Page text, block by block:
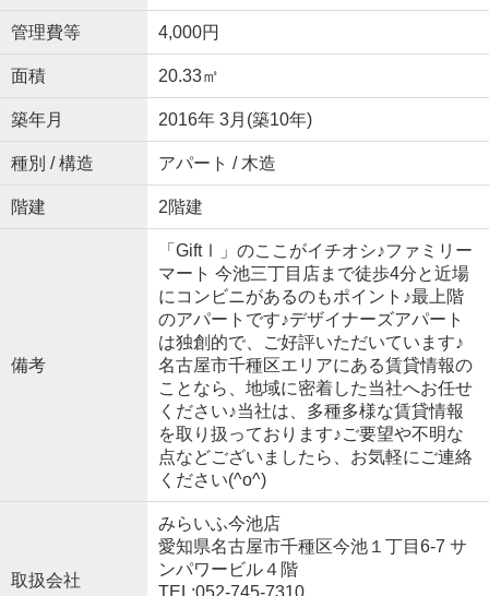
管理費等 4,000円
面積 20.33㎡
築年月 2016年 3月(築10年)
種別 / 構造 アパート / 木造
階建 2階建
備考
「GiftⅠ」のここがイチオシ♪ファミリー
マート 今池三丁目店まで徒歩4分と近場
にコンビニがあるのもポイント♪最上階
のアパートです♪デザイナーズアパート
は独創的で、ご好評いただいています♪
名古屋市千種区エリアにある賃貸情報の
ことなら、地域に密着した当社へお任せ
ください♪当社は、多種多様な賃貸情報
を取り扱っております♪ご要望や不明な
点などございましたら、お気軽にご連絡
ください(^o^)
取扱会社
みらいふ今池店
愛知県名古屋市千種区今池１丁目6-7 サ
ンパワービル４階